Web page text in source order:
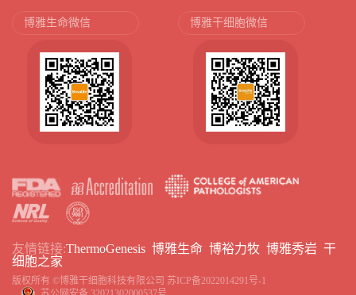
博雅生命微信 博雅干细胞微信
友情链接:ThermoGenesis 博雅生命 博裕力牧 博雅秀岩 干
细胞之家
版权所有 ©博雅干细胞科技有限公司 苏ICP备2022014291号-1